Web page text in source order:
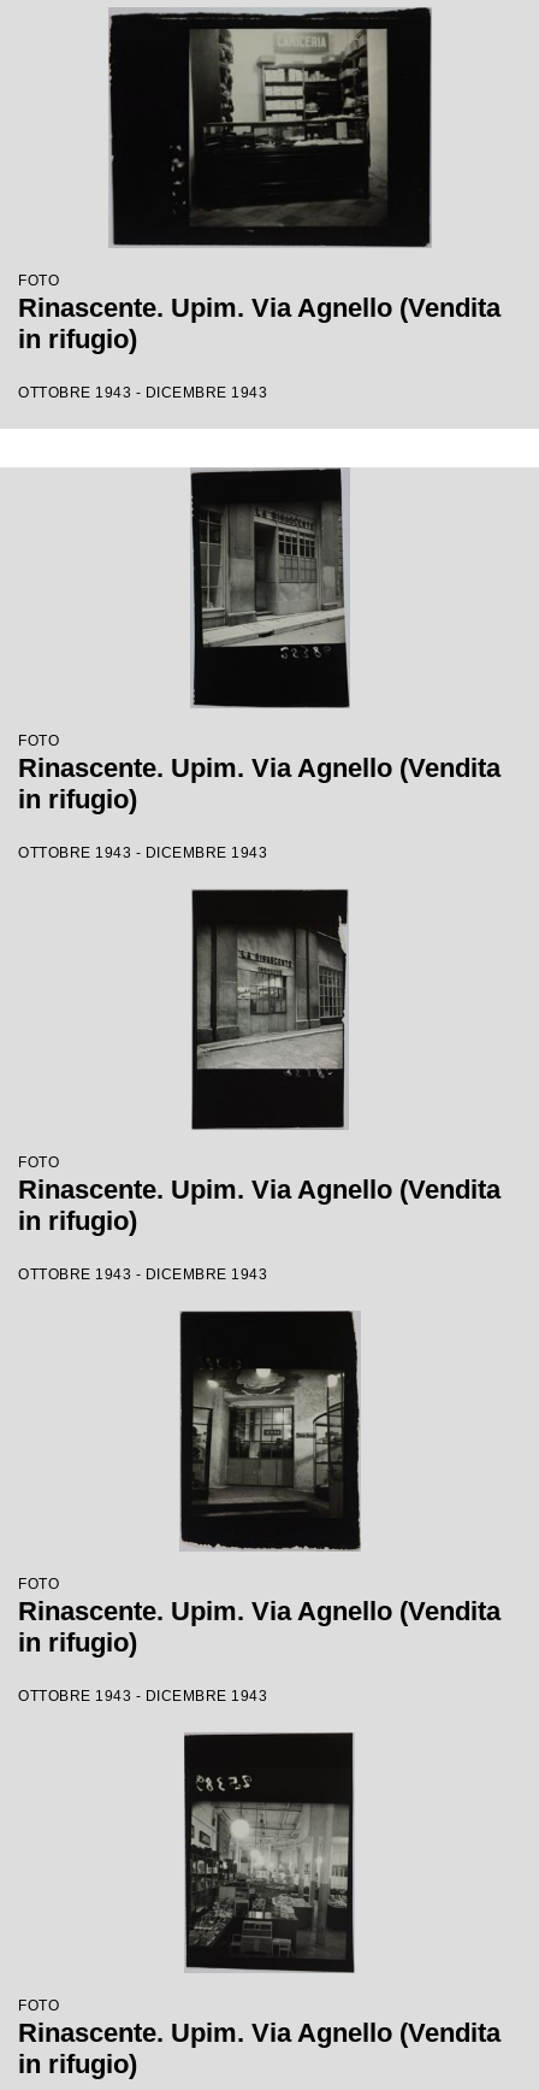
FOTO
Rinascente. Upim. Via Agnello (Vendita
in rifugio)
OTTOBRE 1943 - DICEMBRE 1943
FOTO
Rinascente. Upim. Via Agnello (Vendita
in rifugio)
OTTOBRE 1943 - DICEMBRE 1943
FOTO
Rinascente. Upim. Via Agnello (Vendita
in rifugio)
OTTOBRE 1943 - DICEMBRE 1943
FOTO
Rinascente. Upim. Via Agnello (Vendita
in rifugio)
OTTOBRE 1943 - DICEMBRE 1943
FOTO
Rinascente. Upim. Via Agnello (Vendita
in rifugio)